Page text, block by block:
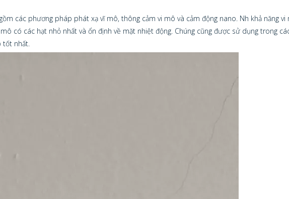
các phương pháp phát xạ vĩ mô, thông cảm vi mô và cảm động nano. Nh khả năng
có các hạt nhỏ nhất và ổn định về mặt nhiệt động. Chúng cũng được sử dụng trong
tốt nhất.